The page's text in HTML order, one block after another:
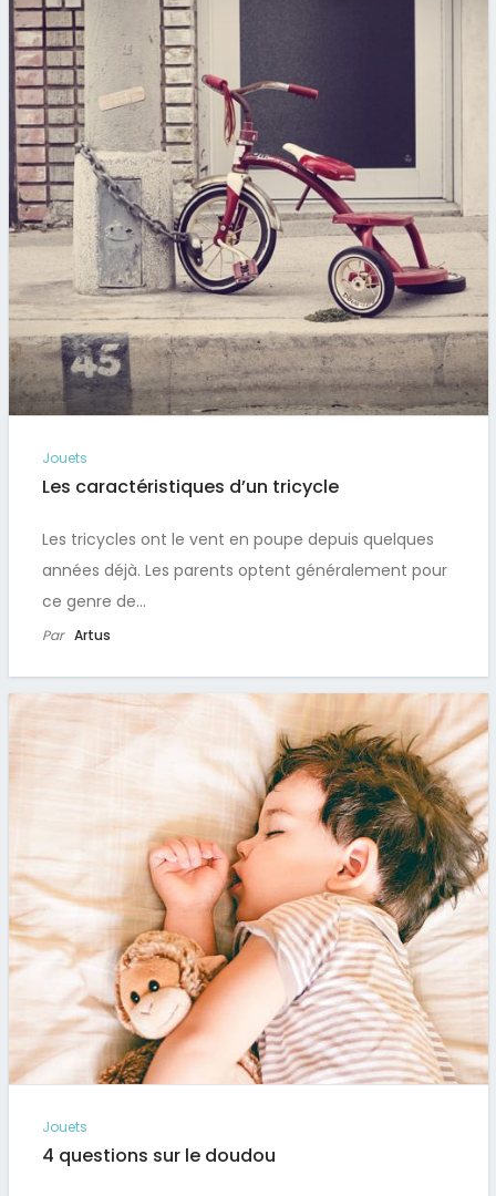
Jouets
Les caractéristiques d’un tricycle
Les tricycles ont le vent en poupe depuis quelques
années déjà. Les parents optent généralement pour
ce genre de…
Par Artus
Jouets
4 questions sur le doudou